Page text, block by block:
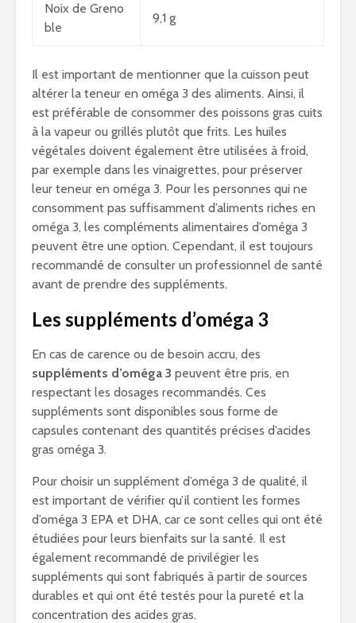
Noix de Greno
ble
9,1 g
Il est important de mentionner que la cuisson peut
altérer la teneur en oméga 3 des aliments. Ainsi, il
est préférable de consommer des poissons gras cuits
à la vapeur ou grillés plutôt que frits. Les huiles
végétales doivent également être utilisées à froid,
par exemple dans les vinaigrettes, pour préserver
leur teneur en oméga 3. Pour les personnes qui ne
consomment pas suffisamment d’aliments riches en
oméga 3, les compléments alimentaires d’oméga 3
peuvent être une option. Cependant, il est toujours
recommandé de consulter un professionnel de santé
avant de prendre des suppléments.
Les suppléments d’oméga 3
En cas de carence ou de besoin accru, des
suppléments d’oméga 3 peuvent être pris, en
respectant les dosages recommandés. Ces
suppléments sont disponibles sous forme de
capsules contenant des quantités précises d’acides
gras oméga 3.
Pour choisir un supplément d’oméga 3 de qualité, il
est important de vérifier qu’il contient les formes
d’oméga 3 EPA et DHA, car ce sont celles qui ont été
étudiées pour leurs bienfaits sur la santé. Il est
également recommandé de privilégier les
suppléments qui sont fabriqués à partir de sources
durables et qui ont été testés pour la pureté et la
concentration des acides gras.